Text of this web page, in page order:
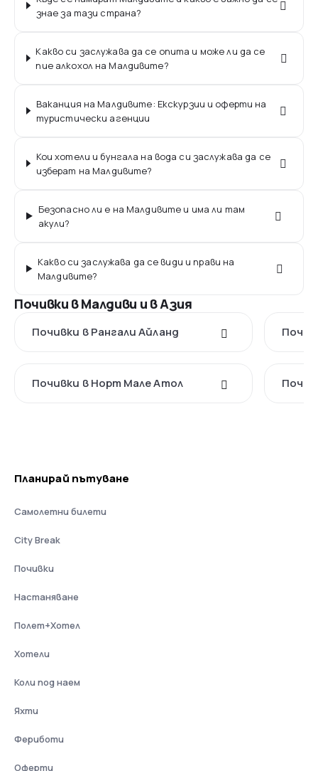
знае за тази страна?
Какво си заслужава да се опита и може ли да се
пие алкохол на Малдивите?
Ваканция на Малдивите: Екскурзии и оферти на
туристически агенции
Кои хотели и бунгала на вода си заслужава да се
изберат на Малдивите?
Безопасно ли е на Малдивите и има ли там
акули?
Какво си заслужава да се види и прави на
Малдивите?
Почивки в Малдиви и в Азия
Почивки в Рангали Айланд
Почивки в Норт Мале Атол
Планирай пътуване
Самолетни билети
City Break
Почивки
Настаняване
Полет+Хотел
Хотели
Коли под наем
Яхти
Фериботи
Оферти